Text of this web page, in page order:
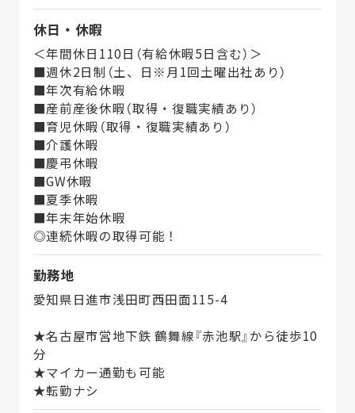
休日・休暇
＜年間休日110日（有給休暇5日含む）＞
■週休2日制（土、日※月1回土曜出社あり）
■年次有給休暇
■産前産後休暇（取得・復職実績あり）
■育児休暇（取得・復職実績あり）
■介護休暇
■慶弔休暇
■GW休暇
■夏季休暇
■年末年始休暇
◎連続休暇の取得可能！
勤務地
愛知県日進市浅田町西田面115-4
★名古屋市営地下鉄 鶴舞線『赤池駅』から徒歩10
分
★マイカー通勤も可能
★転勤ナシ